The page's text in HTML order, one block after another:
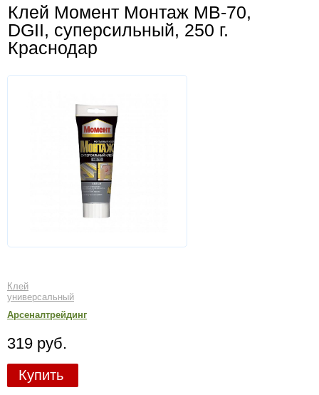
Клей Момент Монтаж МВ-70,
DGII, суперсильный, 250 г.
Краснодар
Клей
универсальный
Арсеналтрейдинг
319 руб.
Купить